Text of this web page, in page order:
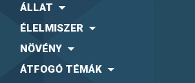
ÁLLAT
ÉLELMISZER
NÖVÉNY
ÁTFOGÓ TÉMÁK